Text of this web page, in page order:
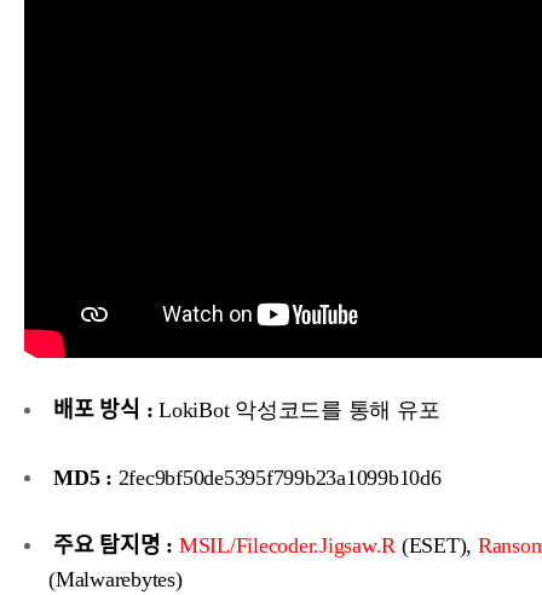
배포 방식 : LokiBot 악성코드를 통해 유포
MD5 : 2fec9bf50de5395f799b23a1099b10d6
주요 탐지명 : MSIL/Filecoder.Jigsaw.R (ESET),
(Malwarebytes)